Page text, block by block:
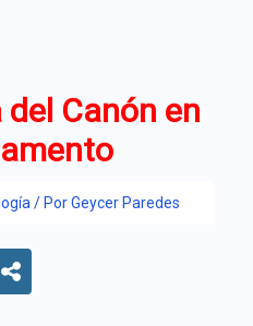
Canón en
/ PorGeycer Paredes